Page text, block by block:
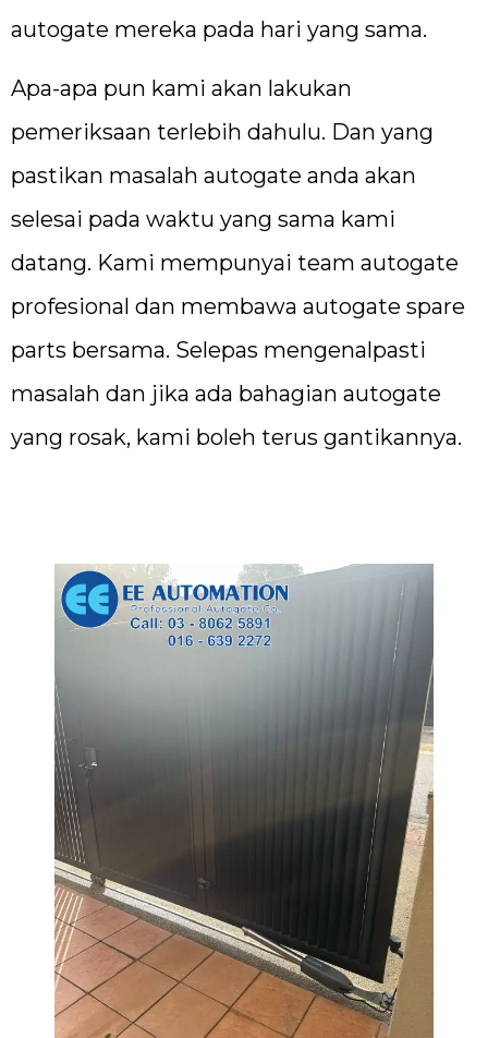
autogate mereka pada hari yang sama.
Apa-apa pun kami akan lakukan
pemeriksaan terlebih dahulu. Dan yang
pastikan masalah autogate anda akan
selesai pada waktu yang sama kami
datang. Kami mempunyai team autogate
profesional dan membawa autogate spare
parts bersama. Selepas mengenalpasti
masalah dan jika ada bahagian autogate
yang rosak, kami boleh terus gantikannya.